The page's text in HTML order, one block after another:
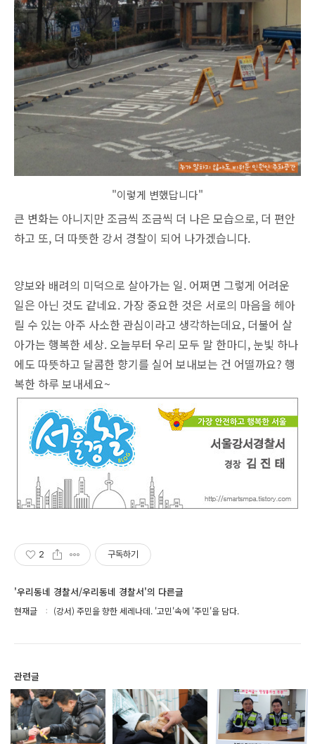
"이렇게 변했답니다"
큰 변화는 아니지만 조금씩 조금씩 더 나은 모습으로, 더 편안
하고 또, 더 따뜻한 강서 경찰이 되어 나가겠습니다.
양보와 배려의 미덕으로 살아가는 일. 어쩌면 그렇게 어려운
일은 아닌 것도 같네요. 가장 중요한 것은 서로의 마음을 헤아
릴 수 있는 아주 사소한 관심이라고 생각하는데요, 더불어 살
아가는 행복한 세상. 오늘부터 우리 모두 말 한마디, 눈빛 하나
에도 따뜻하고 달콤한 향기를 실어 보내보는 건 어떨까요? 행
복한 하루 보내세요~
2 구독하기
'우리동네 경찰서/우리동네 경찰서'의 다른글
현재글 (강서) 주민을 향한 세레나데. '고민'속에 '주민'을 담다.
관련글